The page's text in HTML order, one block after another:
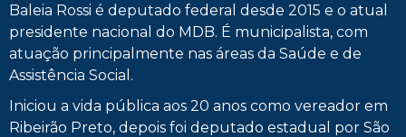
Baleia Rossi é deputado federal desde 2015 e o atual
presidente nacional do MDB. É municipalista, com
atuação principalmente nas áreas da Saúde e de
Assistência Social.
Iniciou a vida pública aos 20 anos como vereador em
Ribeirão Preto, depois foi deputado estadual por São